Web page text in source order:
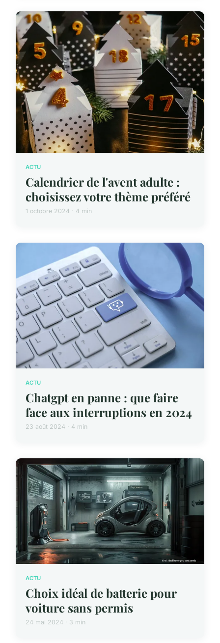
ACTU
Calendrier de l'avent adulte :
choisissez votre thème préféré
1 octobre 2024 · 4 min
ACTU
Chatgpt en panne : que faire
face aux interruptions en 2024
23 août 2024 · 4 min
ACTU
Choix idéal de batterie pour
voiture sans permis
24 mai 2024 · 3 min